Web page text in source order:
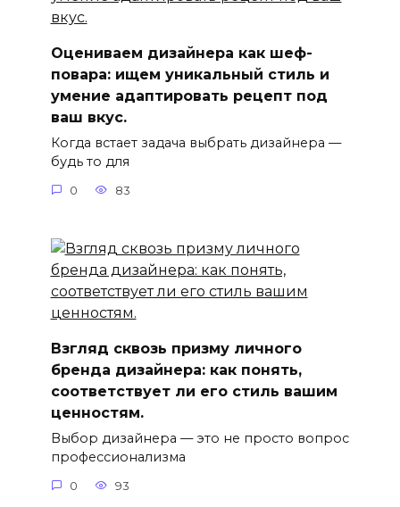
Оцениваем дизайнера как шеф-
повара: ищем уникальный стиль и
умение адаптировать рецепт под
ваш вкус.
Когда встает задача выбрать дизайнера —
будь то для
0 83
Взгляд сквозь призму личного
бренда дизайнера: как понять,
соответствует ли его стиль вашим
ценностям.
Выбор дизайнера — это не просто вопрос
профессионализма
0 93